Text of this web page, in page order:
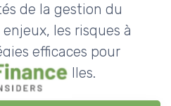
de la gestion du
les risques à
efficaces pour
personnelles.